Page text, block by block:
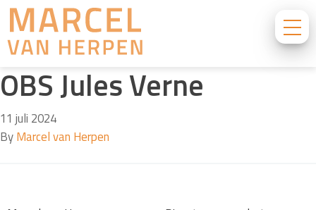
OBS Jules Verne
11 juli 2024
ByMarcel van Herpen